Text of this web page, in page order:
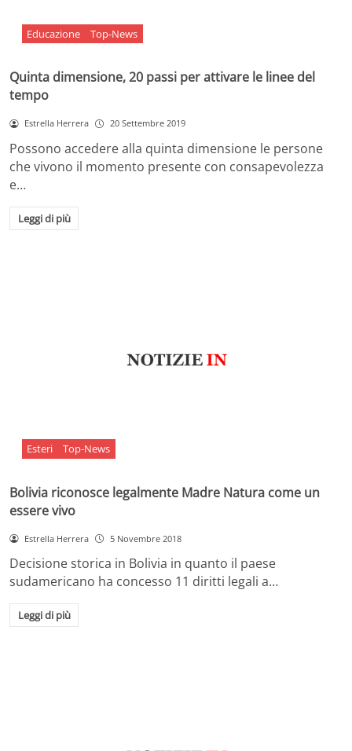
Educazione Top-News
Quinta dimensione, 20 passi per attivare le linee del
tempo
Estrella Herrera 20 Settembre 2019
Possono accedere alla quinta dimensione le persone
che vivono il momento presente con consapevolezza
e…
Leggi di più
Esteri Top-News
Bolivia riconosce legalmente Madre Natura come un
essere vivo
Estrella Herrera 5 Novembre 2018
Decisione storica in Bolivia in quanto il paese
sudamericano ha concesso 11 diritti legali a…
Leggi di più